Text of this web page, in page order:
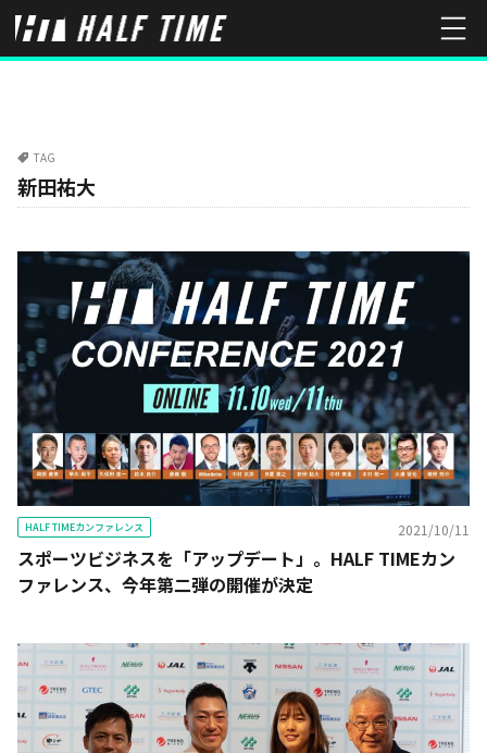
TAG
新田祐大
HALF TIMEカンファレンス 2021/10/11
スポーツビジネスを「アップデート」。HALF TIMEカン
ファレンス、今年第二弾の開催が決定